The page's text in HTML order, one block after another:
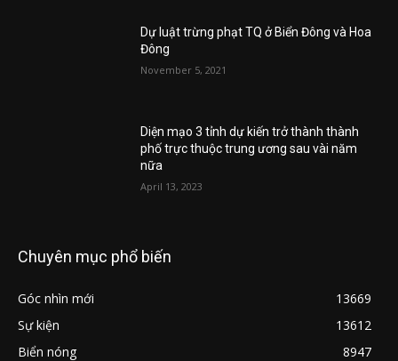
Dự luật trừng phạt TQ ở Biển Đông và Hoa
Đông
November 5, 2021
Diện mạo 3 tỉnh dự kiến trở thành thành
phố trực thuộc trung ương sau vài năm
nữa
April 13, 2023
Chuyên mục phổ biến
Góc nhìn mới
13669
Sự kiện
13612
Biển nóng
8947